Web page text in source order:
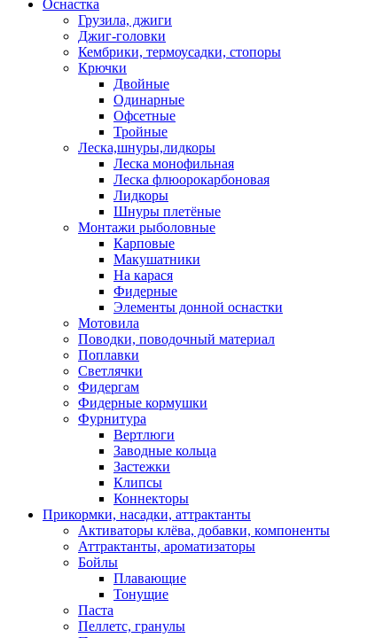
Оснастка
Грузила, джиги
Джиг-головки
Кембрики, термоусадки, стопоры
Крючки
Двойные
Одинарные
Офсетные
Тройные
Леска,шнуры,лидкоры
Леска монофильная
Леска флюорокарбоновая
Лидкоры
Шнуры плетёные
Монтажи рыболовные
Карповые
Макушатники
На карася
Фидерные
Элементы донной оснастки
Мотовила
Поводки, поводочный материал
Поплавки
Светлячки
Фидергам
Фидерные кормушки
Фурнитура
Вертлюги
Заводные кольца
Застежки
Клипсы
Коннекторы
Прикормки, насадки, аттрактанты
Активаторы клёва, добавки, компоненты
Аттрактанты, ароматизаторы
Бойлы
Плавающие
Тонущие
Паста
Пеллетс, гранулы